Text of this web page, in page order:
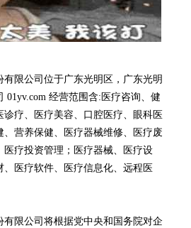
限公司位于广东光明区，广东光明
01yv.com 经营范围含:医疗咨询、健
诊疗、医疗美容、口腔医疗、眼科医
营养保健、医疗器械维修、医疗废
医疗投资管理；医疗器械、医疗设
医疗软件、医疗信息化、远程医
有限公司将根据党中央和国务院对企